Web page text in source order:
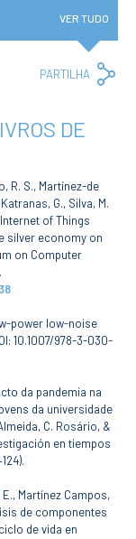
VER TUDO
PARTILHA
DE
R. S., Martínez-de
G., Silva, M.
of Things
silver economy on
on Computer
power low-noise
10.1007/978-3-030-
da pandemia na
da universidade
C. Rosário, &
en tiempos
Martínez Campos,
de componentes
de vida en